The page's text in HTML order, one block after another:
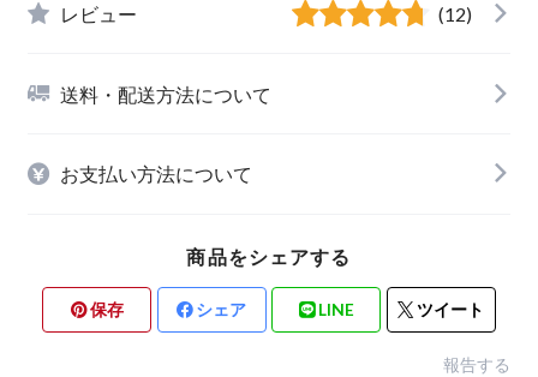
レビュー (12)
送料・配送方法について
お支払い方法について
商品をシェアする
保存 シェア LINE ツイート
報告する